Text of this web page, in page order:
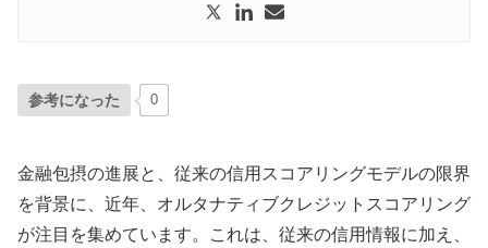
参考になった 0
金融包摂の進展と、従来の信用スコアリングモデルの限界
を背景に、近年、オルタナティブクレジットスコアリング
が注目を集めています。これは、従来の信用情報に加え、